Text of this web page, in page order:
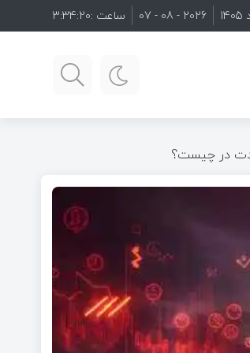
2026 - 08 - 07 ساعت :3:34:21
در چیست؟